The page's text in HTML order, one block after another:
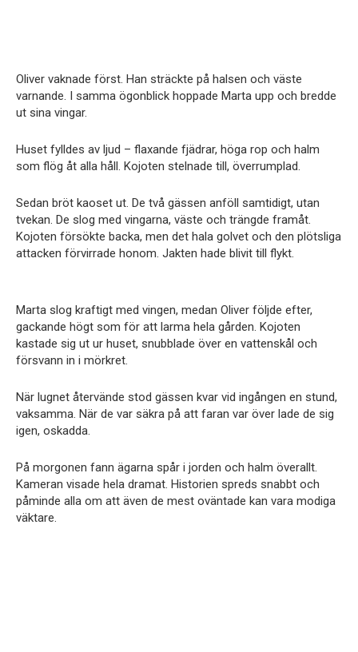
Oliver vaknade först. Han sträckte på halsen och väste
varnande. I samma ögonblick hoppade Marta upp och bredde
ut sina vingar.
Huset fylldes av ljud – flaxande fjädrar, höga rop och halm
som flög åt alla håll. Kojoten stelnade till, överrumplad.
Sedan bröt kaoset ut. De två gässen anföll samtidigt, utan
tvekan. De slog med vingarna, väste och trängde framåt.
Kojoten försökte backa, men det hala golvet och den plötsliga
attacken förvirrade honom. Jakten hade blivit till flykt.
Marta slog kraftigt med vingen, medan Oliver följde efter,
gackande högt som för att larma hela gården. Kojoten
kastade sig ut ur huset, snubblade över en vattenskål och
försvann in i mörkret.
När lugnet återvände stod gässen kvar vid ingången en stund,
vaksamma. När de var säkra på att faran var över lade de sig
igen, oskadda.
På morgonen fann ägarna spår i jorden och halm överallt.
Kameran visade hela dramat. Historien spreds snabbt och
påminde alla om att även de mest oväntade kan vara modiga
väktare.